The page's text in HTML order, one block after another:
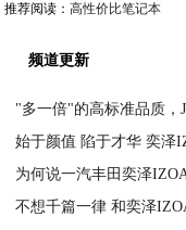
推荐阅读：高性价比笔记本
频道更新
"多一倍"的高标准品质，
始于颜值 陷于才华 奕泽
为何说一汽丰田奕泽
不想千篇一律 和奕泽